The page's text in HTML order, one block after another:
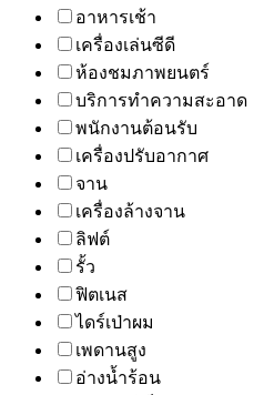
อาหารเช้า
เครื่องเล่นซีดี
ห้องชมภาพยนตร์
บริการทำความสะอาด
พนักงานต้อนรับ
เครื่องปรับอากาศ
จาน
เครื่องล้างจาน
ลิฟต์
รั้ว
ฟิตเนส
ไดร์เป่าผม
เพดานสูง
อ่างน้ำร้อน